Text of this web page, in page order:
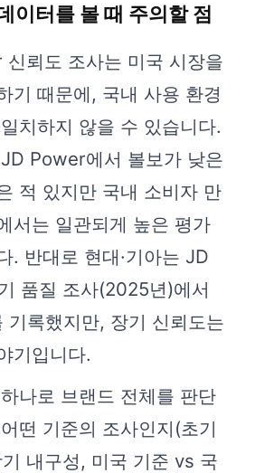
이터를 볼 때 주의할 점
뢰도 조사는 미국 시장을
기 때문에, 국내 사용 환경
치하지 않을 수 있습니다.
Power에서 볼보가 낮은
적 있지만 국내 소비자 만
서는 일관되게 높은 평가
. 반대로 현대·기아는 JD
품질 조사(2025년)에서
기록했지만, 장기 신뢰도는
기입니다.
나로 브랜드 전체를 판단
떤 기준의 조사인지(초기
내구성, 미국 기준 vs 국